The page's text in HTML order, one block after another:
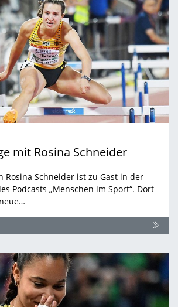
mit Rosina Schneider
Rosina Schneider ist zu Gast in der
Podcasts „Menschen im Sport“. Dort